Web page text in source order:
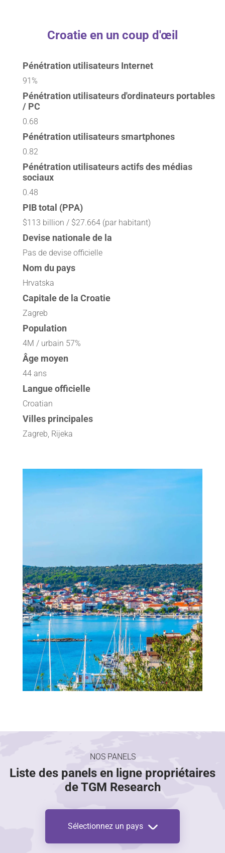
Croatie en un coup d'œil
Pénétration utilisateurs Internet
91%
Pénétration utilisateurs d'ordinateurs portables
/ PC
0.68
Pénétration utilisateurs smartphones
0.82
Pénétration utilisateurs actifs des médias
sociaux
0.48
PIB total (PPA)
$113 billion / $27.664 (par habitant)
Devise nationale de la
Pas de devise officielle
Nom du pays
Hrvatska
Capitale de la Croatie
Zagreb
Population
4M / urbain 57%
Âge moyen
44 ans
Langue officielle
Croatian
Villes principales
Zagreb, Rijeka
NOS PANELS
Liste des panels en ligne propriétaires
de TGM Research
Sélectionnez un pays